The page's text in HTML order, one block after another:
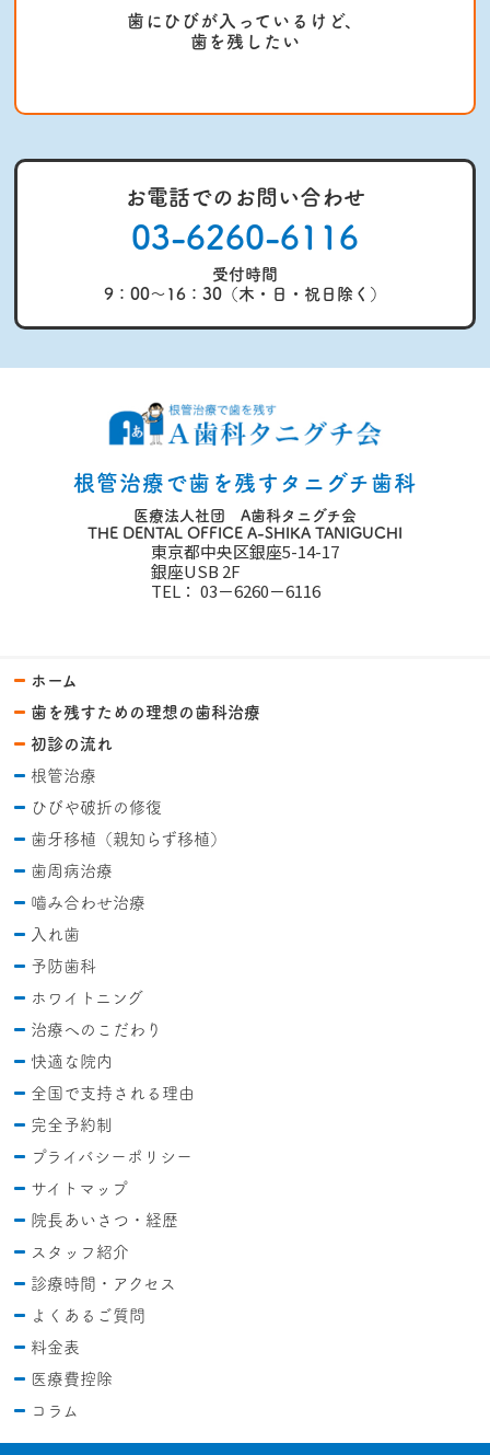
歯にひびが入っているけど、
歯を残したい
お電話でのお問い合わせ
03-6260-6116
受付時間
9：00～16：30（木・日・祝日除く）
根管治療で歯を残すタニグチ歯科
医療法人社団 A歯科タニグチ会
THE DENTAL OFFICE A-SHIKA TANIGUCHI
東京都中央区銀座5-14-17
銀座USB 2F
TEL： 03－6260－6116
ホーム
歯を残すための理想の歯科治療
初診の流れ
根管治療
ひびや破折の修復
歯牙移植（親知らず移植）
歯周病治療
嚙み合わせ治療
入れ歯
予防歯科
ホワイトニング
治療へのこだわり
快適な院内
全国 で支持される理由
完全予約制
プライバシーポリシー
サイトマップ
院長あいさつ・経歴
スタッフ紹介
診療時間・アクセス
よくあるご質問
料金表
医療費控除
コラム